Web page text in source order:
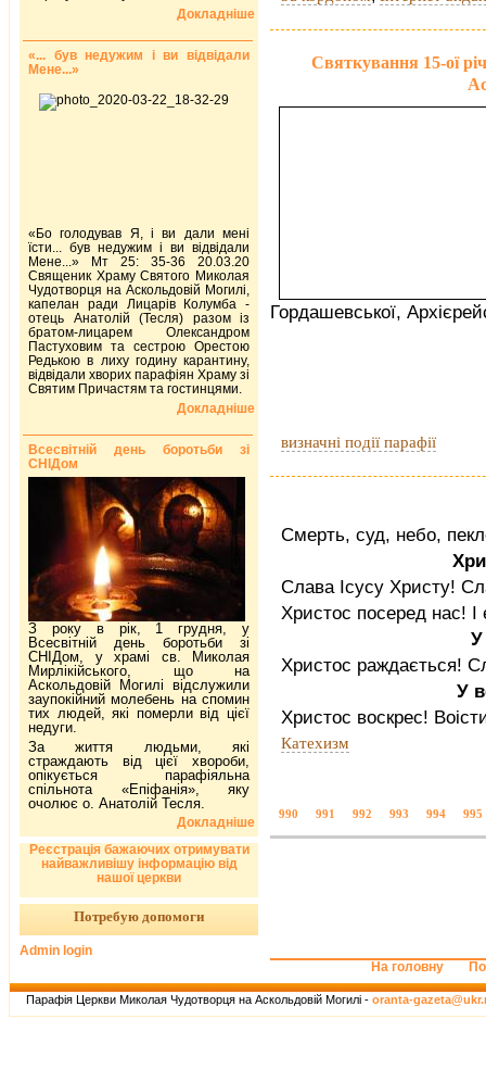
Святкування 15-ої
Гордашевської,
визначні події парафії
Смерть, суд, небо,
Слава Ісусу Христу!
Христос посеред нас! I
У
Христос раждається!
У
Христос воскрес!
Катехизм
990 991 992 993 994 995
Докладніше
«... був недужим і ви відвідали
Мене...»
«Бо голодував Я, і ви дали мені
їсти... був недужим і ви відвідали
Мене...» Мт 25: 35-36 20.03.20
Священик Храму Святого Миколая
Чудотворця на Аскольдовій Могилі,
капелан ради Лицарів Колумба -
отець Анатолій (Тесля) разом із
братом-лицарем Олександром
Пастуховим та сестрою Орестою
Редькою в лиху годину карантину,
відвідали хворих парафіян Храму зі
Святим Причастям та гостинцями.
Докладніше
Всесвітній день боротьби зі
СНІДом
З року в рік, 1 грудня, у
Всесвітній день боротьби зі
СНІДом, у храмі св. Миколая
Мирлікійського, що на
Аскольдовій Могилі відслужили
заупокійний молебень на спомин
тих людей, які померли від цієї
недуги.
За життя людьми, які
страждають від цієї хвороби,
опікується парафіяльна
спільнота «Епіфанія», яку
очолює о. Анатолій Тесля.
Докладніше
Реєстрація бажаючих отримувати
найважливішу інформацію від
нашої церкви
Потребую допомоги
Admin login
На головну
Парафія Церкви Миколая Чудотворця на Аскольдовій Могилі - oranta-